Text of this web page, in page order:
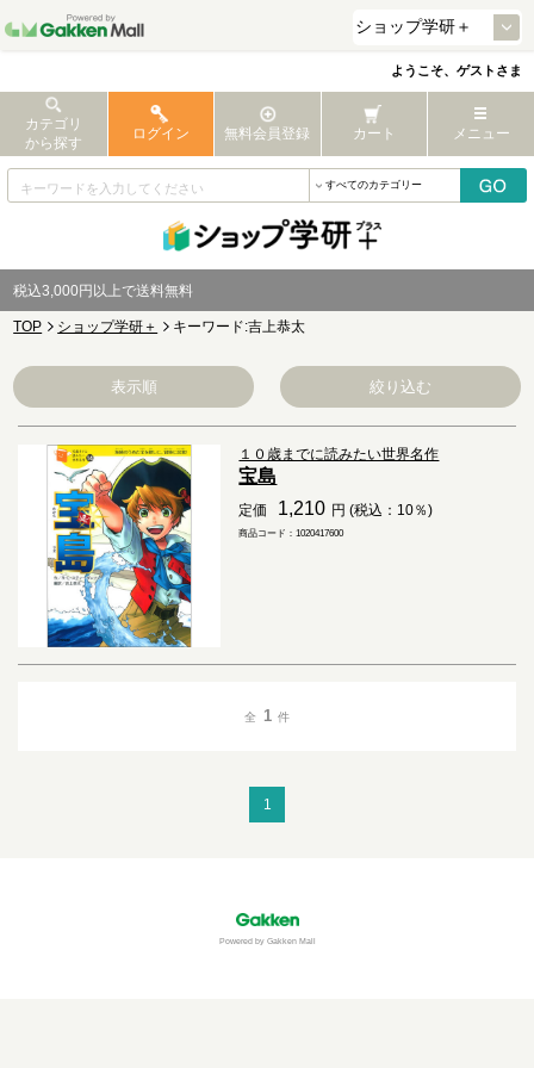
ようこそ、ゲストさま
カテゴリ
から探す
ログイン 無料会員登録 カート メニュー
税込3,000円以上で送料無料
TOP ショップ学研＋ キーワード:吉上恭太
表示順 絞り込む
１０歳までに読みたい世界名作
宝島
定価 1,210 円 (税込：10％)
商品コード：1020417600
全 1 件
1
Powered by Gakken Mall